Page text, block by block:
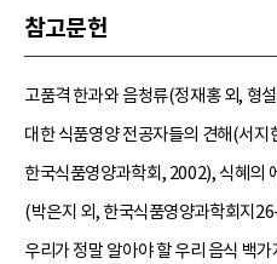
참고문헌
고품격 한과와 음청류(정재홍 외, 형
대한 식품영양 전공자들의 견해(서
한국식품영양과학회, 2002), 식혜의
(박은지 외, 한국식품영양과학회지
우리가 정말 알아야 할 우리 음식 백